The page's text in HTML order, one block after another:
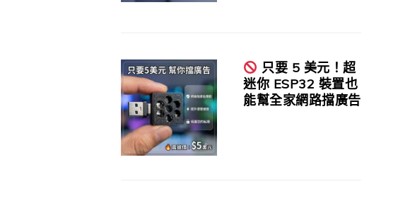
只要 5 美元！超
迷你 ESP32 裝置也
能幫全家網路擋廣告